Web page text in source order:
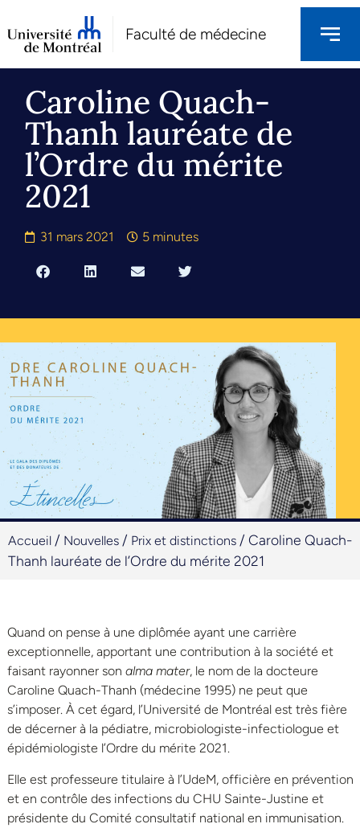
Faculté de médecine
Caroline Quach-
Thanh lauréate de
l’Ordre du mérite
2021
31 mars 2021 5 minutes
Accueil / Nouvelles / Prix et distinctions / Caroline Quach-
Thanh lauréate de l’Ordre du mérite 2021
Quand on pense à une diplômée ayant une carrière
exceptionnelle, apportant une contribution à la société et
faisant rayonner son alma mater, le nom de la docteure
Caroline Quach-Thanh (médecine 1995) ne peut que
s’imposer. À cet égard, l’Université de Montréal est très fière
de décerner à la pédiatre, microbiologiste-infectiologue et
épidémiologiste l’Ordre du mérite 2021.
Elle est professeure titulaire à l’UdeM, officière en prévention
et en contrôle des infections du CHU Sainte-Justine et
présidente du Comité consultatif national en immunisation.